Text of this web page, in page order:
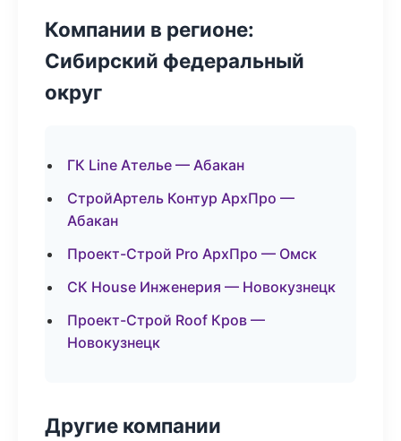
Компании в регионе:
Сибирский федеральный
округ
ГК Line Ателье — Абакан
СтройАртель Контур АрхПро —
Абакан
Проект-Строй Pro АрхПро — Омск
СК House Инженерия — Новокузнецк
Проект-Строй Roof Кров —
Новокузнецк
Другие компании